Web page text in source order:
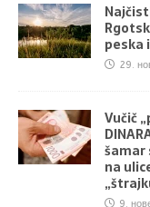
peska
29.
Vučič
šamar
na
9.